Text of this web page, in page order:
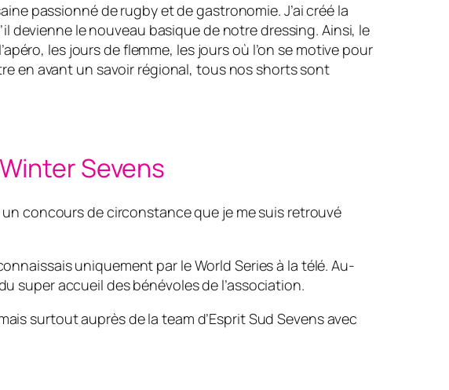
passionné de rugby et de gastronomie. J’ai créé la
le nouveau basique de notre dressing. Ainsi, le
les jours de flemme, les jours où l’on se motive pour
en avant un savoir régional, tous nos shorts sont
Sevens
concours de circonstance que je me suis retrouvé
uniquement par le World Series à la télé. Au-
super accueil des bénévoles de l’association.
surtout auprès de la team d’Esprit Sud Sevens avec